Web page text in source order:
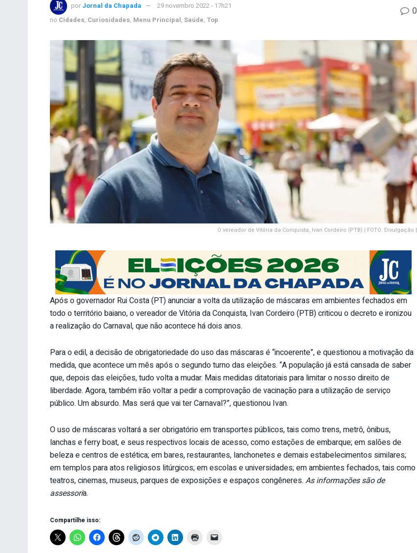
por Jornal da Chapada
29 novembro 2022 - 17h21
no Cidades, Curiosidades, Menu Principal, Saúde, Top
0
O vereador de Vitória da Conquista, Ivan Cordeiro (PTB) | FOTO: Divulgação |
Após o governador Rui Costa (PT) anunciar a volta da utilização de máscaras em ambientes fechados em
todo o território baiano, o vereador de Vitória da Conquista, Ivan Cordeiro (PTB) criticou o decreto e ironizou
a realização do Carnaval, que não acontece há dois anos.
Para o edil, a decisão de obrigatoriedade do uso das máscaras é “incoerente”, e questionou a motivação da
medida, que acontece um mês após o segundo turno das eleições. “A população já está cansada de saber
que, depois das eleições, tudo volta a mudar. Mais medidas ditatoriais para limitar o nosso direito de
liberdade. Agora, também irão voltar a pedir a comprovação de vacinação para a utilização de serviço
público. Um absurdo. Mas será que vai ter Carnaval?”, questionou Ivan.
O uso de máscaras voltará a ser obrigatório em transportes públicos, tais como trens, metrô, ônibus,
lanchas e ferry boat, e seus respectivos locais de acesso, como estações de embarque; em salões de
beleza e centros de estética; em bares, restaurantes, lanchonetes e demais estabelecimentos similares;
em templos para atos religiosos litúrgicos; em escolas e universidades; em ambientes fechados, tais como
teatros, cinemas, museus, parques de exposições e espaços congêneres. As informações são de
assessoria.
Compartilhe isso: